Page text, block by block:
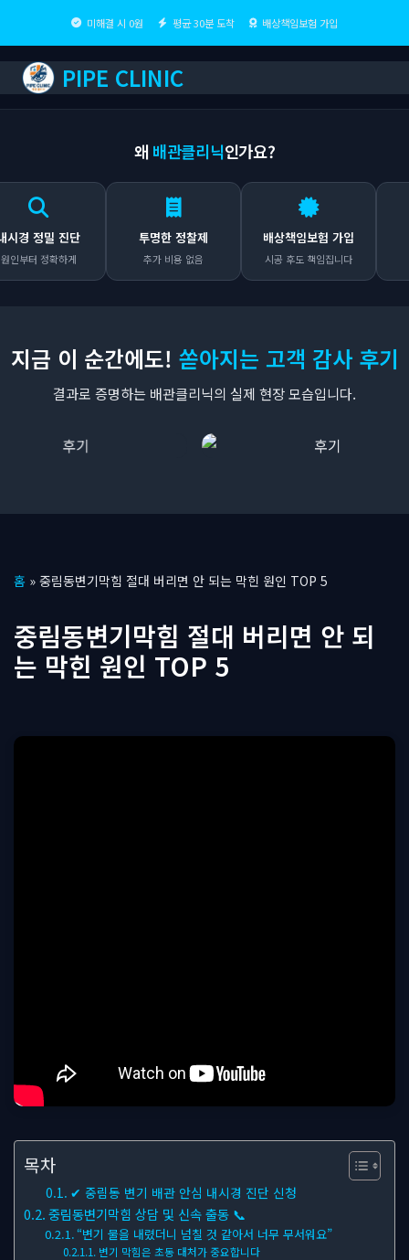
미해결 시 0원 평균 30분 도착 배상책임보험 가입
PIPE CLINIC
왜 배관클리닉인가요?
밀 진단
확하게
투명한 정찰제
추가 비용 없음
배상책임보험 가입
시공 후도 책임집니다
지금 이 순간에도! 쏟아지는 고객 감사 후기
결과로 증명하는 배관클리닉의 실제 현장 모습입니다.
텐
로
건
기
홈 » 중림동변기막힘 절대 버리면 안 되는 막힌 원인 TOP 5
중림동변기막힘 절대 버리면 안 되
는 막힌 원인 TOP 5
목차
✔ 중림동 변기 배관 안심 내시경 진단 신청
중림동변기막힘 상담 및 신속 출동 📞
“변기 물을 내렸더니 넘칠 것 같아서 너무 무서워요”
변기 막힘은 초동 대처가 중요합니다